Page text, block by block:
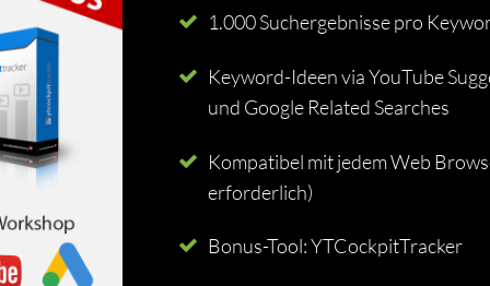
1.000 Suchergebnisse pro
Keyword-Ideen via YouTube
und Google Related Searches
Kompatibel mit jedem Web
erforderlich)
Bonus-Tool: YTCockpitTracker